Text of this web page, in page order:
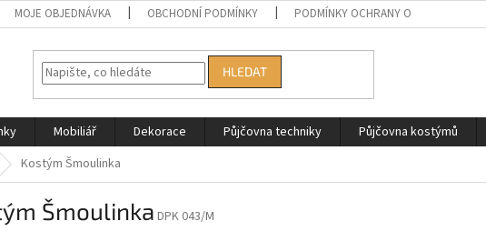
MOJE OBJEDNÁVKA OBCHODNÍ PODMÍNKY PODMÍNKY OCHRANY OSOBNÍCH ÚDAJŮ
HLEDAT
Mobiliář Dekorace Půjčovna techniky Půjčovna kostýmů
Kostým Šmoulinka
Šmoulinka DPK 043/M